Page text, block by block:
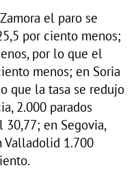
el paro se
por ciento menos;
por lo que el
menos; en Soria
que la tasa se redujo
2.000 parados
en Segovia,
Valladolid 1.700